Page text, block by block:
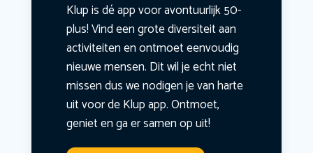
Klup is dé app voor avontuurlijk 50-
plus! Vind een grote diversiteit aan
activiteiten en ontmoet eenvoudig
nieuwe mensen. Dit wil je echt niet
missen dus we nodigen je van harte
uit voor de Klup app. Ontmoet,
geniet en ga er samen op uit!